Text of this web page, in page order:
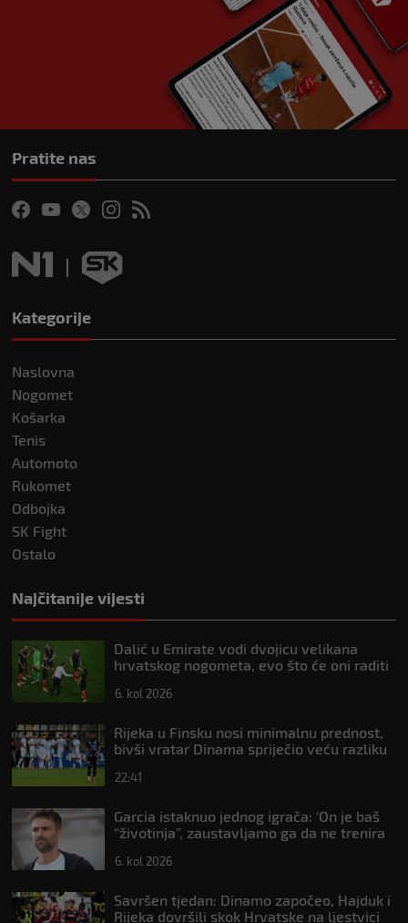
Pratite nas
Kategorije
Naslovna
Nogomet
Košarka
Tenis
Automoto
Rukomet
Odbojka
SK Fight
Ostalo
Najčitanije vijesti
Dalić u Emirate vodi dvojicu velikana
hrvatskog nogometa, evo što će oni raditi
6. kol 2026
Rijeka u Finsku nosi minimalnu prednost,
bivši vratar Dinama spriječio veću razliku
22:41
Garcia istaknuo jednog igrača: ‘On je baš
“životinja”, zaustavljamo ga da ne trenira
6. kol 2026
Savršen tjedan: Dinamo započeo, Hajduk i
Rijeka dovršili skok Hrvatske na ljestvici